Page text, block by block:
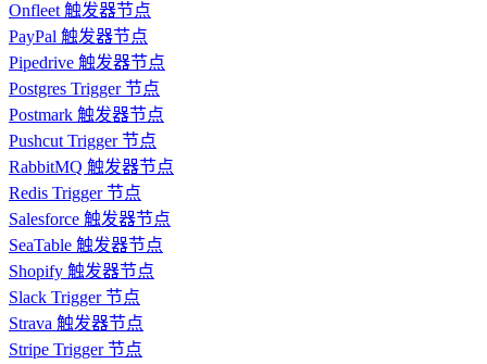
Onfleet 触发器节点
PayPal 触发器节点
Pipedrive 触发器节点
Postgres Trigger 节点
Postmark 触发器节点
Pushcut Trigger 节点
RabbitMQ 触发器节点
Redis Trigger 节点
Salesforce 触发器节点
SeaTable 触发器节点
Shopify 触发器节点
Slack Trigger 节点
Strava 触发器节点
Stripe Trigger 节点